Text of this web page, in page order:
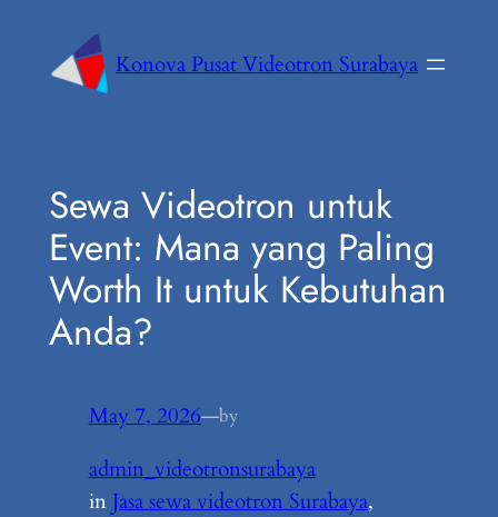
Konova Pusat Videotron Surabaya
Sewa Videotron untuk
Event: Mana yang Paling
Worth It untuk Kebutuhan
Anda?
May 7, 2026—by
admin_videotronsurabaya
in Jasa sewa videotron Surabaya